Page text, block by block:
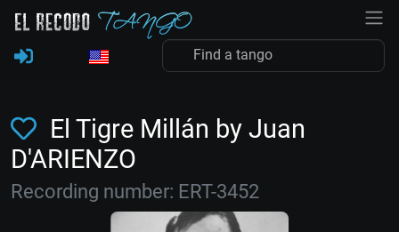
El Tigre Millán by Juan
D'ARIENZO
Recording number: ERT-3452